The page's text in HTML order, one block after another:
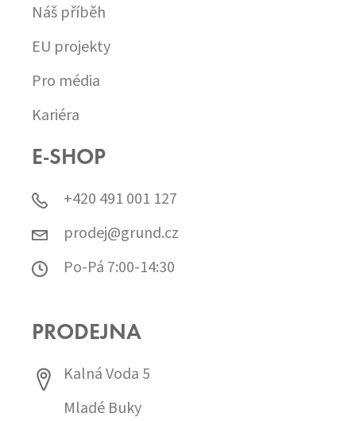
Náš příběh
EU projekty
Pro média
Kariéra
E-SHOP
+420 491 001 127
prodej@grund.cz
Po-Pá 7:00-14:30
PRODEJNA
Kalná Voda 5
Mladé Buky